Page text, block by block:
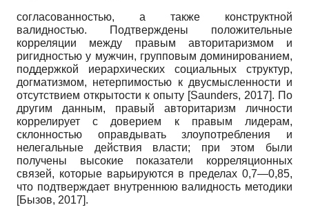
согласованностью, а также конструктной
валидностью. Подтверждены положительные
корреляции между правым авторитаризмом и
ригидностью у мужчин, групповым доминированием,
поддержкой иерархических социальных структур,
догматизмом, нетерпимостью к двусмысленности и
отсутствием открытости к опыту [Saunders, 2017]. По
другим данным, правый авторитаризм личности
коррелирует с доверием к правым лидерам,
склонностью оправдывать злоупотребления и
нелегальные действия власти; при этом были
получены высокие показатели корреляционных
связей, которые варьируются в пределах 0,7—0,85,
что подтверждает внутреннюю валидность методики
[Бызов, 2017].